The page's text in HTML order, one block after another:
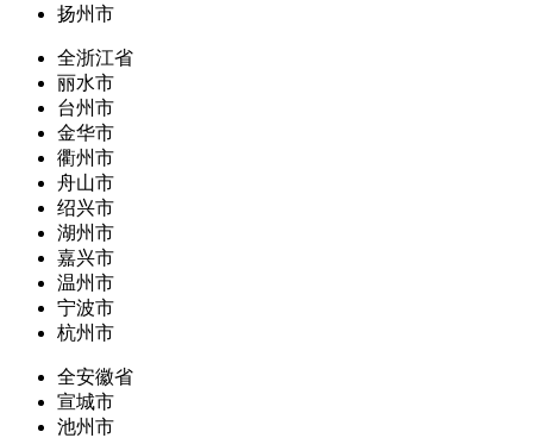
扬州市
全浙江省
丽水市
台州市
金华市
衢州市
舟山市
绍兴市
湖州市
嘉兴市
温州市
宁波市
杭州市
全安徽省
宣城市
池州市